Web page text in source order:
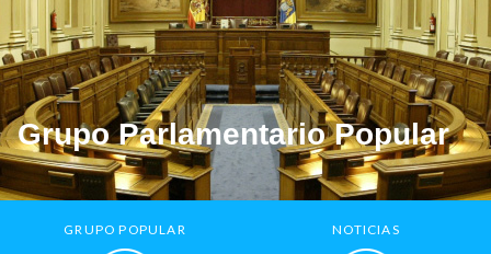
Grupo Parlamentario Popular
GRUPO POPULAR NOTICIAS